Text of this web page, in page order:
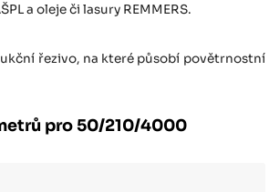
a oleje či lasury REMMERS.
řezivo, na které působí povětrnostní
pro 50/210/4000